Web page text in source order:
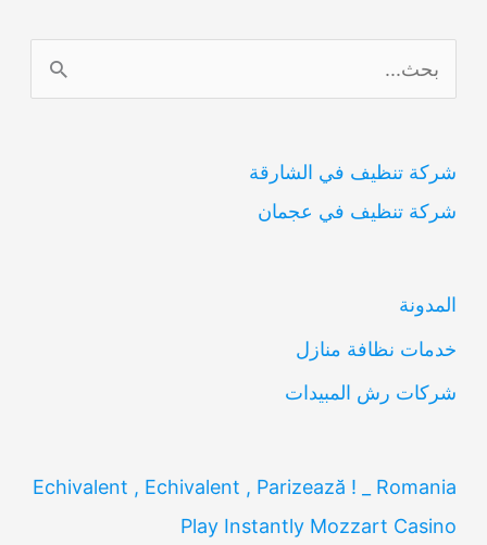
ل
ح
ث
ن
شركة تنظيف في الشارقة
شركة تنظيف في عجمان
المدونة
خدمات نظافة منازل
شركات رش المبيدات
Echivalent , Echivalent , Parizează ! _ Romania
Play Instantly Mozzart Casino